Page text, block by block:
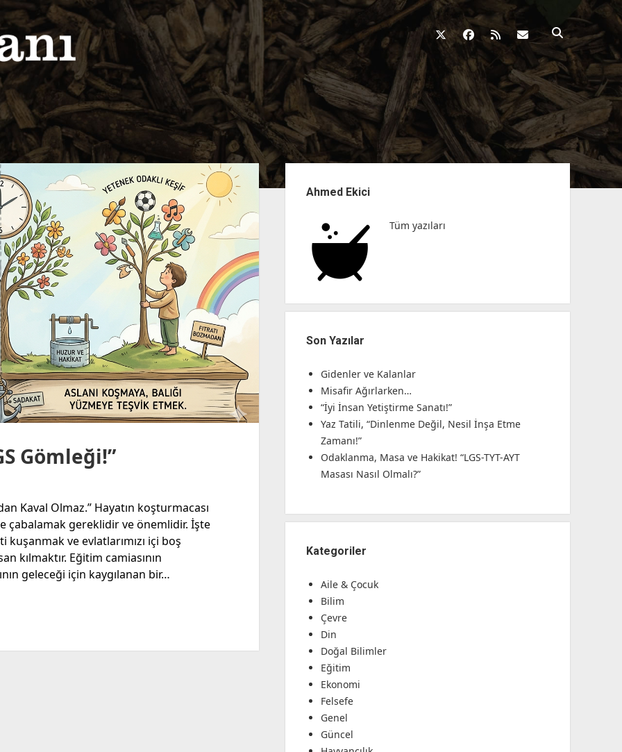
twitterfacebook
rss
Gömleği!”
Kaval Olmaz.” Hayatın koşturmacası
çabalamak gereklidir ve önemlidir. İşte
ve evlatlarımızı içi boş
kılmaktır. Eğitim camiasının
geleceği için kaygılanan bir…
MenüAhmed Ekici
Tüm yazıları
Son Yazılar
Gidenler ve Kalanlar
Misafir Ağırlarken…
“İyi İnsan Yetiştirme Sanatı!”
Yaz Tatili, “Dinlenme Değil, Nesil İnşa Etme
Zamanı!”
Odaklanma, Masa ve Hakikat! “LGS-TYT-AYT
Masası Nasıl Olmalı?”
Kategoriler
Aile & Çocuk
Bilim
Çevre
Din
Doğal Bilimler
Eğitim
Ekonomi
Felsefe
Genel
Güncel